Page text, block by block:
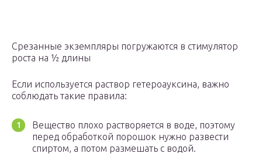
Срезанные экземпляры погружаются в стимулятор
роста на ½ длины
Если используется раствор гетероауксина, важно
соблюдать такие правила:
Вещество плохо растворяется в воде, поэтому
перед обработкой порошок нужно развести
спиртом, а потом размешать с водой.